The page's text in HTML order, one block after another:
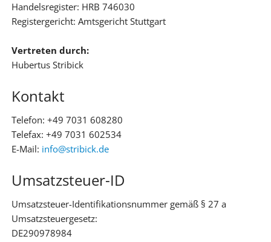
Handelsregister: HRB 746030
Registergericht: Amtsgericht Stuttgart
Vertreten durch:
Hubertus Stribick
Kontakt
Telefon: +49 7031 608280
Telefax: +49 7031 602534
E-Mail: info@stribick.de
Umsatzsteuer-ID
Umsatzsteuer-Identifikationsnummer gemäß § 27 a
Umsatzsteuergesetz:
DE290978984